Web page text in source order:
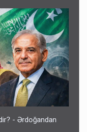
- Ərdoğandan